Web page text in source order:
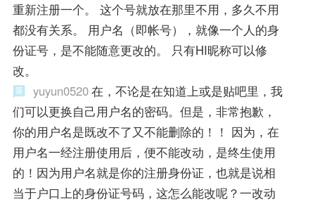
重新注册一个。 这个号就放在那里不用，多久不用
都没有关系。 用户名（即帐号），就像一个人的身
份证号，是不能随意更改的。 只有HI昵称可以修
改。
yuyun0520在，不论是在知道上或是贴吧里，我
们可以更换自己用户名的密码。但是，非常抱歉，
你的用户名是既改不了又不能删除的！！ 因为，在
用户名一经注册使用后，便不能改动，是终生使用
的！因为用户名就是你的注册身份证，也就是说相
当于户口上的身份证号码，这怎么能改呢？一改动